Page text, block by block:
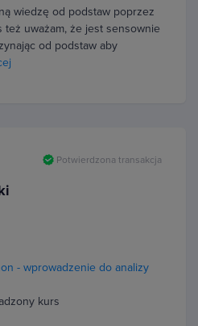
wiedzę od podstaw poprzez
też uważam, że jest sensownie
od podstaw aby
Potwierdzona transakcja
- wprowadzenie do analizy
kurs